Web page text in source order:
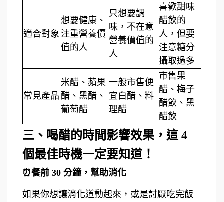
適合對象
想要健康、
注重營養價
值的人
只想要調
味，不在意
營養價值的
人
喜歡甜味
醋飲的
人，但要
注意糖分
攝取過多
常見產品
米醋、蘋果
醋、黑醋、
葡萄醋
一般市售便
宜白醋、料
理醋
市售果
醋、梅子
醋飲、黑
醋飲
三、喝醋的時間影響效果，這 4
個最佳時機一定要知道！
⏰餐前 30 分鐘，幫助消化
如果你想讓消化道動起來，或是討厭吃完飯